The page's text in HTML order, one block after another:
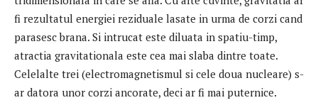
fi rezultatul energiei reziduale lasate in urma de corzi cand
parasesc brana. Si intrucat este diluata in spatiu-timp,
atractia gravitationala este cea mai slaba dintre toate.
Celelalte trei (electromagnetismul si cele doua nucleare) s-
ar datora unor corzi ancorate, deci ar fi mai puternice.